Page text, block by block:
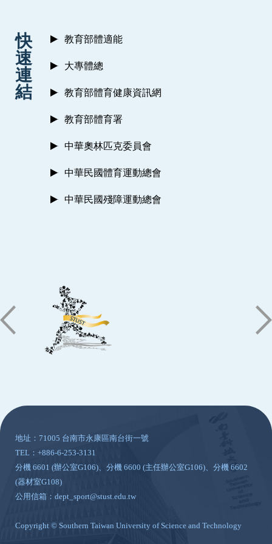
快
速
連
結
教育部體適能
大專體總
教育部體育健康資訊網
教育部體育署
中華奧林匹克委員會
中華民國體育運動總會
中華民國殘障運動總會
地址：71005 台南市永康區南台街一號
TEL：+886-6-253-3131
分機 6601 (辦公室G106)、分機 6600 (主任辦公室G106)、分機 6602
(器材室G108)
公用信箱：dept_sport@stust.edu.tw
Copyright © Southern Taiwan University of Science and Technology